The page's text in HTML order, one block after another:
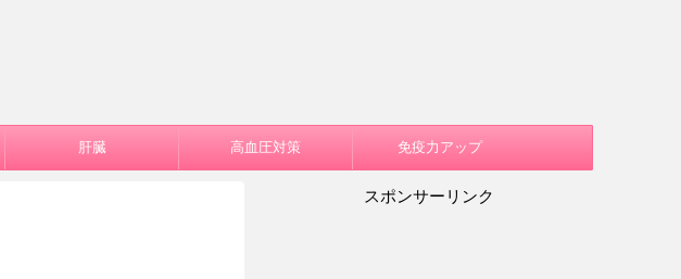
肝臓 高血圧対策 免疫力アップ
スポンサーリンク